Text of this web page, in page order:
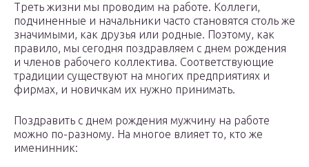
Треть жизни мы проводим на работе. Коллеги,
подчиненные и начальники часто становятся столь же
значимыми, как друзья или родные. Поэтому, как
правило, мы сегодня поздравляем с днем рождения
и членов рабочего коллектива. Соответствующие
традиции существуют на многих предприятиях и
фирмах, и новичкам их нужно принимать.
Поздравить с днем рождения мужчину на работе
можно по-разному. На многое влияет то, кто же
именинник: